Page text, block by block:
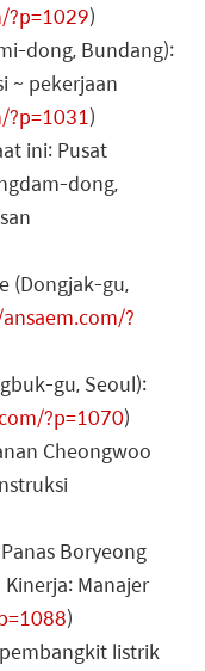
?p=1029)
dong, Bundang):
~ pekerjaan
?p=1031)
ini: Pusat
dong,
(Dongjak-gu,
?
gu, Seoul):
?p=1070)
Cheongwoo
Boryeong
Manajer
)
listrik